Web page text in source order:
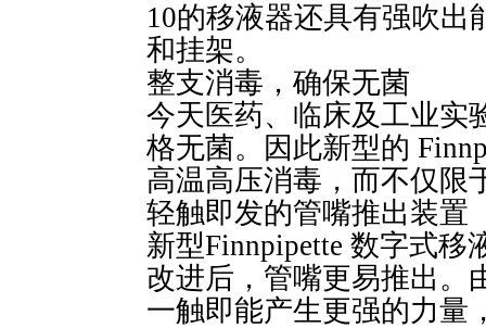
10的移液器还具有强吹出
和挂架。
整支消毒，确保无菌
今天医药、临床及工业实
格无菌。因此新型的
高温高压消毒，而不仅限
轻触即发的管嘴推出装置
新型Finnpipette 数字式
改进后，管嘴更易推出。
一触即能产生更强的力量